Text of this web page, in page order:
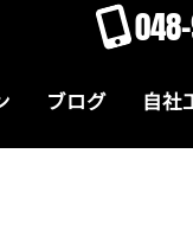
ブログ 自社